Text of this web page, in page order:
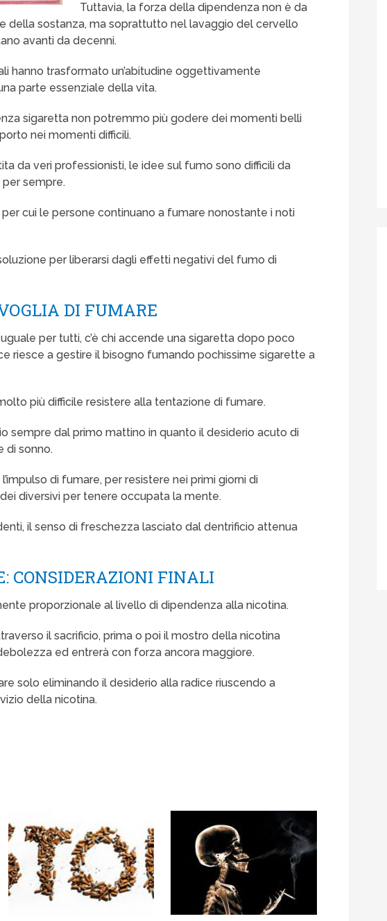
Tuttavia, la forza della dipendenza non è da
della sostanza, ma soprattutto nel lavaggio del cervello
avanti da decenni.
hanno trasformato un’abitudine oggettivamente
parte essenziale della vita.
sigaretta non potremmo più godere dei momenti belli
nei momenti difficili.
da veri professionisti, le idee sul fumo sono difficili da
sempre.
cui le persone continuano a fumare nonostante i noti
per liberarsi dagli effetti negativi del fumo di
DI FUMARE
per tutti, c’è chi accende una sigaretta dopo poco
riesce a gestire il bisogno fumando pochissime sigarette a
più difficile resistere alla tentazione di fumare.
sempre dal primo mattino in quanto il desiderio acuto di
di sonno.
di fumare, per resistere nei primi giorni di
diversivi per tenere occupata la mente.
il senso di freschezza lasciato dal dentrificio attenua
CONSIDERAZIONI FINALI
proporzionale al livello di dipendenza alla nicotina.
il sacrificio, prima o poi il mostro della nicotina
ed entrerà con forza ancora maggiore.
solo eliminando il desiderio alla radice riuscendo a
della nicotina.